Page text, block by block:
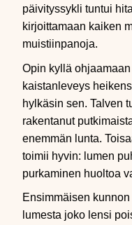
päivityssykli tuntui
kirjoittamaan kaiken
muistiinpanoja.
Opin kyllä
kaistanleveys
hylkäsin sen. Talven
rakentanut
enemmän lunta.
toimii hyvin: lumen
purkaminen huoltoa
Ensimmäisen
lumesta joko lensi